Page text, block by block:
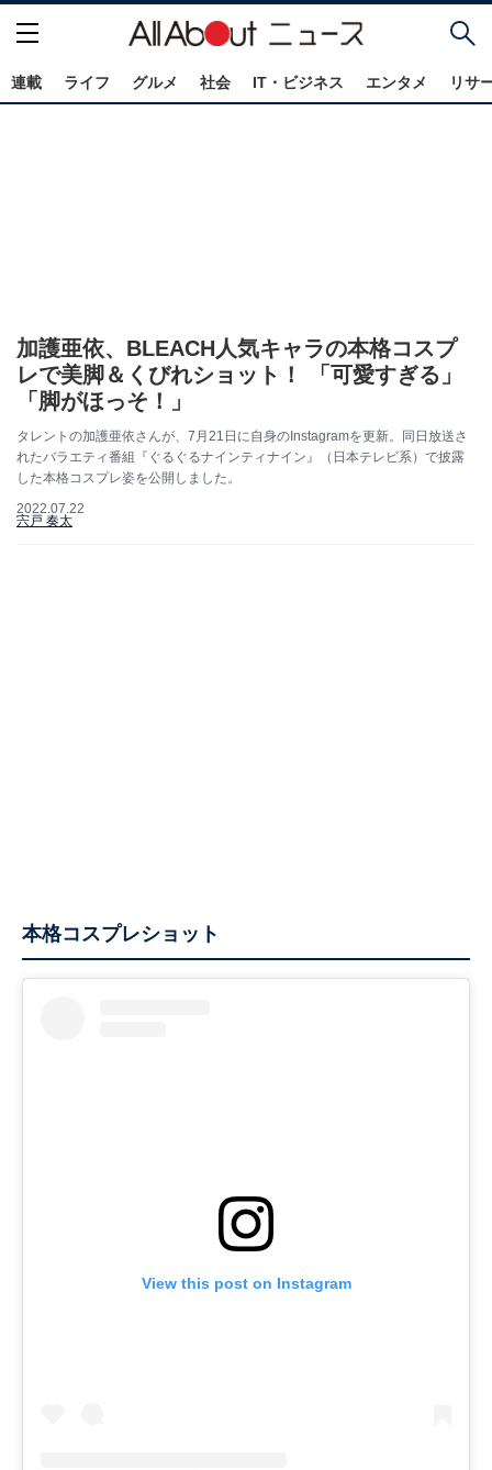
連載 ライフ グルメ 社会 IT・ビジネス エンタメ リサ
加護亜依、BLEACH人気キャラの本格コスプ
レで美脚＆くびれショット！ 「可愛すぎる」
「脚がほっそ！」
タレントの加護亜依さんが、7月21日に自身のInstagramを更新。同日放送さ
れたバラエティ番組『ぐるぐるナインティナイン』（日本テレビ系）で披露
した本格コスプレ姿を公開しました。
2022.07.22
宍戸 奏太
本格コスプレショット
View this post on Instagram